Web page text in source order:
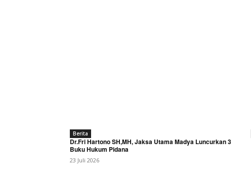
Berita
Dr.Fri Hartono SH,MH, Jaksa Utama Madya Luncurkan 3
Buku Hukum Pidana
23 Juli 2026